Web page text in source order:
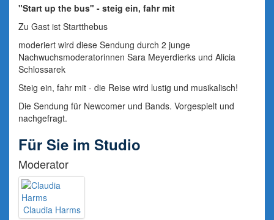
"Start up the bus" - steig ein, fahr mit
Zu Gast ist Startthebus
moderiert wird diese Sendung durch 2 junge
Nachwuchsmoderatorinnen Sara Meyerdierks und Alicia
Schlossarek
Steig ein, fahr mit - die Reise wird lustig und musikalisch!
Die Sendung für Newcomer und Bands. Vorgespielt und
nachgefragt.
Für Sie im Studio
Moderator
Claudia Harms